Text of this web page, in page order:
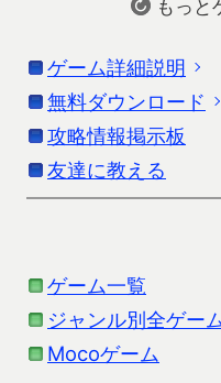
もっと
ゲーム詳細説明
「ハジルと永遠の洞
報はストアの情報を
洞窟は潜る度に形を変
ク系の要素もあります。
アイテムも洞窟の罠や
無料ダウンロード
お使いの端末に応じ
さい。
Play）では公開され
待ちください。
攻略情報掲示板
友達に教える
ゲーム一覧
ジャンル別全ゲー
Mocoゲーム